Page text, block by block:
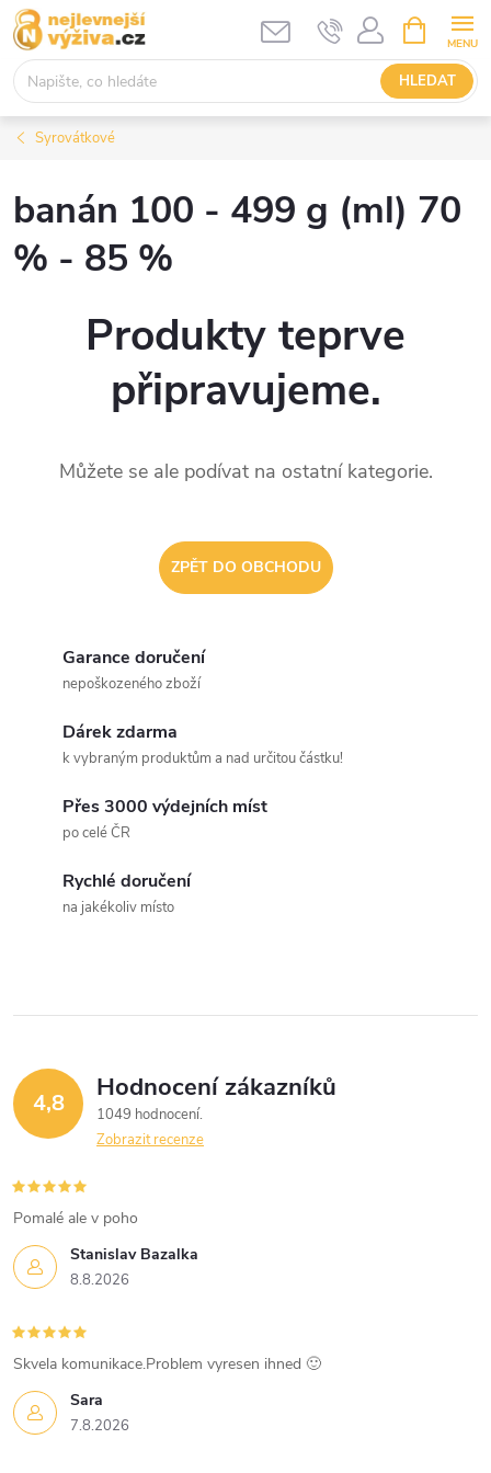
Přejít
na
obsah
HLEDAT
NÁKUPNÍ
KOŠÍK
Syrovátkové
banán 100 - 499 g (ml) 70
% - 85 %
Produkty teprve
připravujeme.
Můžete se ale podívat na ostatní kategorie.
ZPĚT DO OBCHODU
Garance doručení
nepoškozeného zboží
Dárek zdarma
k vybraným produktům a nad určitou částku!
Přes 3000 výdejních míst
po celé ČR
Rychlé doručení
na jakékoliv místo
4,8 Hodnocení zákazníků
1049 hodnocení
Zobrazit recenze
Stanislav Bazalka
8.8.2026
Pomalé ale v poho
Sara
7.8.2026
Skvela komunikace.Problem vyresen ihned 🙂